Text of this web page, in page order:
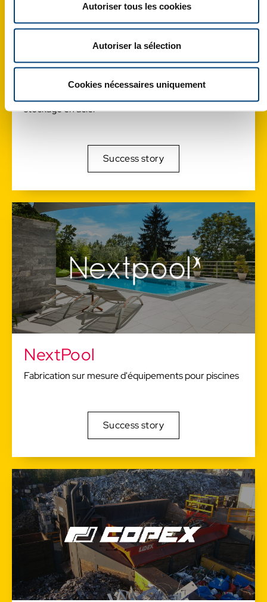
Autoriser tous les cookies
Autoriser la sélection
Cookies nécessaires uniquement
Manorga
stockage en acier
Success story
NextPool
Fabrication sur mesure d'équipements pour piscines
Success story